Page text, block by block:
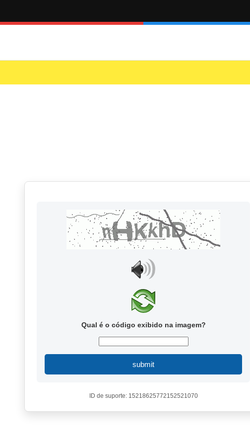
Qual é o código exibido na imagem?
submit
ID de suporte: 15218625772152521070